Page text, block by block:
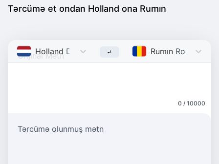
Tərcümə et ondan Holland ona Rumın
Holland Dutch Rumın Romanian
0 / 10000
Tərcümə olunmuş mətn